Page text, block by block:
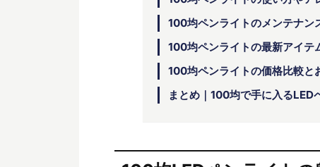
100均ペンライトのメンテナン
100均ペンライトの最新アイテ
100均ペンライトの価格比較と
まとめ｜100均で手に入るLED